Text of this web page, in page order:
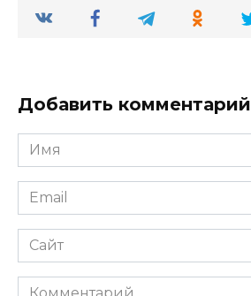
Добавить комментарий
Имя
*
Email
*
Сайт
Комментарий